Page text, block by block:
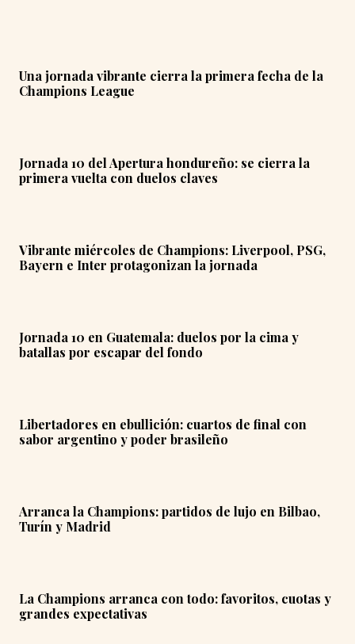
Una jornada vibrante cierra la primera fecha de la
Champions League
Jornada 10 del Apertura hondureño: se cierra la
primera vuelta con duelos claves
Vibrante miércoles de Champions: Liverpool, PSG,
Bayern e Inter protagonizan la jornada
Jornada 10 en Guatemala: duelos por la cima y
batallas por escapar del fondo
Libertadores en ebullición: cuartos de final con
sabor argentino y poder brasileño
Arranca la Champions: partidos de lujo en Bilbao,
Turín y Madrid
La Champions arranca con todo: favoritos, cuotas y
grandes expectativas